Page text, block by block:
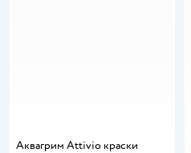
Аквагрим Attivio краски